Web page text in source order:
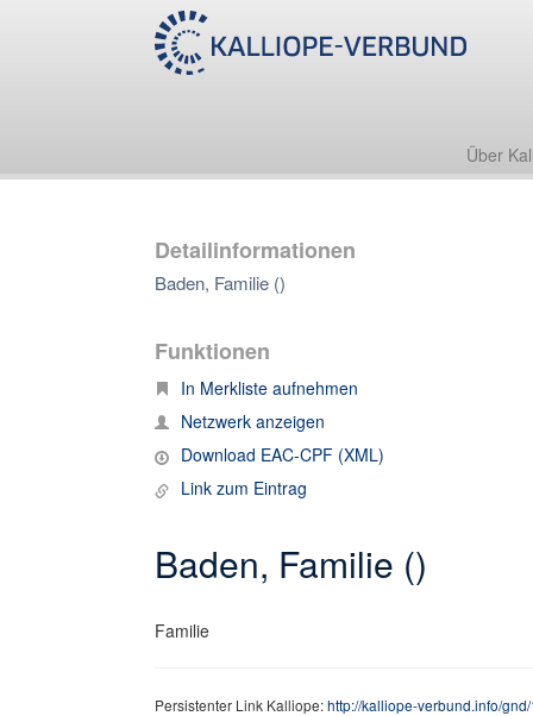
Über
Detailinformationen
Baden, Familie ()
Funktionen
In Merkliste aufnehmen
Netzwerk anzeigen
Download EAC-CPF (XML)
Link zum Eintrag
Baden, Familie ()
Familie
Persistenter Link Kalliope:http://kalliope-verbund.info/